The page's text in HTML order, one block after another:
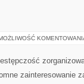
zainteresowanie